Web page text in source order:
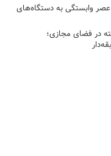
عصر وابستگی به دستگاه‌های
در فضای مجازی؛